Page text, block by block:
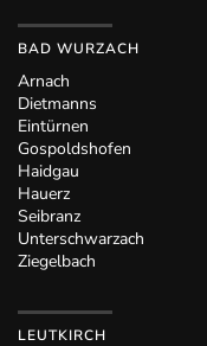
BAD WURZACH
Arnach
Dietmanns
Eintürnen
Gospoldshofen
Haidgau
Hauerz
Seibranz
Unterschwarzach
Ziegelbach
LEUTKIRCH